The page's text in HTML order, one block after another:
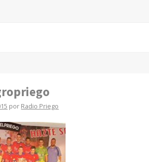
por Radio Priego